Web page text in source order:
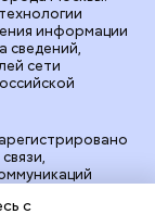
газеты
информации
сведений,
сети
с